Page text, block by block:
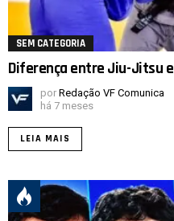
SEM CATEGORIA
Diferença entre Jiu-Jitsu
por Redação VF Comunica
há 7 meses
LEIA MAIS